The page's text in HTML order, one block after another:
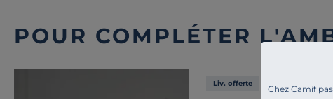
Chez Camif
POUR COMPLÉTER
Liv. offerte